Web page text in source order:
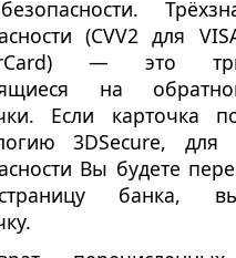
(CVV2 для
— это
на
Если карточка
3DSecure, для
Вы будете
банка,